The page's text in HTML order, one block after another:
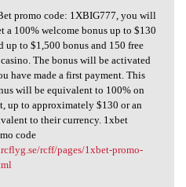
promo code:
promo code: 1XBIG777, you will
a 100% welcome bonus up to $130
up to $1,500 bonus and 150 free
The bonus will be activated
have made a first payment. This
will be equivalent to 100% on
up to approximately $130 or an
to their currency. 1xbet
code
rcff/pages/1xbet-promo-